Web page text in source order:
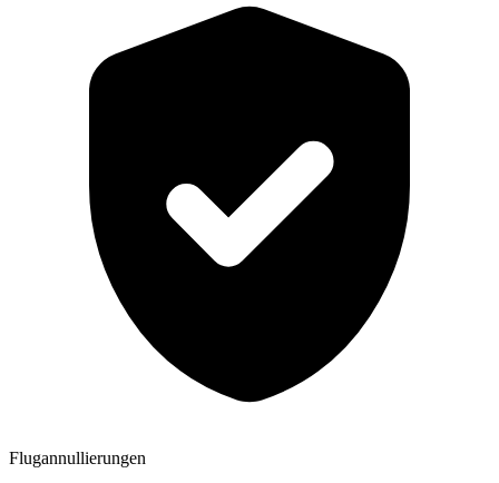
Flugannullierungen